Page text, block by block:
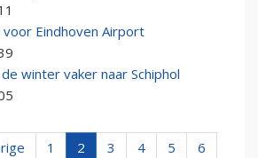
Eindhoven Airport
winter vaker naar Schiphol
1 2 3 4 5
6